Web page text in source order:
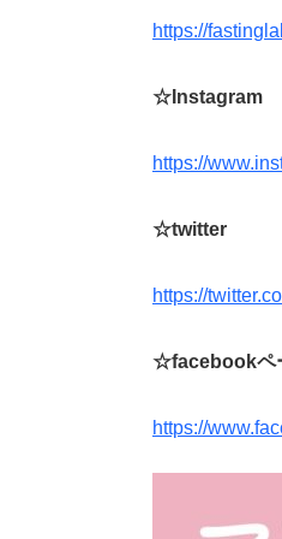
https://
☆Instagram
https://
☆twitter
https://
☆facebookペ
https://